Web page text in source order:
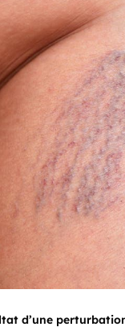
d’une